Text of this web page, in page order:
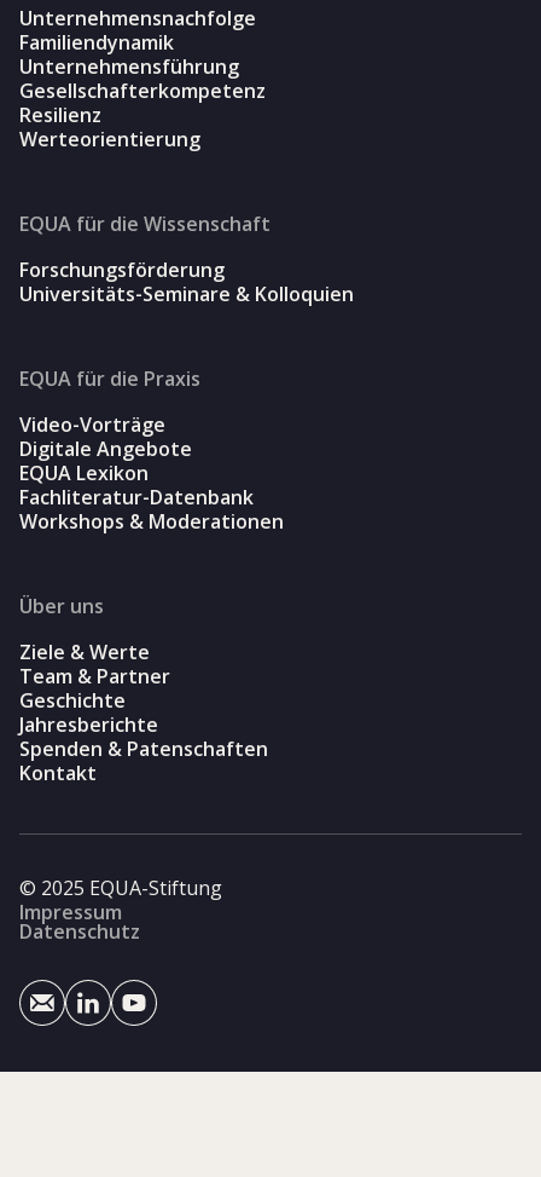
Unternehmensnachfolge
Familiendynamik
Unternehmensführung
Gesellschafterkompetenz
Resilienz
Werteorientierung
EQUA für die Wissenschaft
Forschungsförderung
Universitäts-Seminare & Kolloquien
EQUA für die Praxis
Video-Vorträge
Digitale Angebote
EQUA Lexikon
Fachliteratur-Datenbank
Workshops & Moderationen
Über uns
Ziele & Werte
Team & Partner
Geschichte
Jahresberichte
Spenden & Patenschaften
Kontakt
© 2025 EQUA-Stiftung
Impressum
Datenschutz